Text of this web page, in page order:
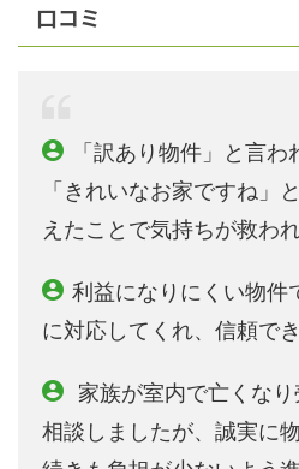
口コミ
「訳あり物件」と言
「きれいなお家ですね」
えたことで気持ちが救わ
利益になりにくい物件
に対応してくれ、信頼で
家族が室内で亡くな
相談しましたが、誠実に